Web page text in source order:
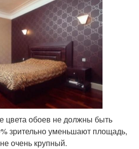
цвета обоев не должны быть
зрительно уменьшают площадь,
очень крупный.